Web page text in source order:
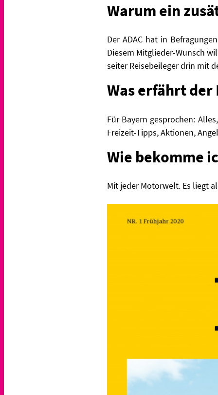
Warum ein
Der ADAC hat in
Diesem Mitglieder-Wunsch
seiter Reisebeileger drin mit
Was erfährt der
Für Bayern gesprochen:
Freizeit-Tipps, Aktionen,
Wie bekomme
Mit jeder Motorwelt. Es liegt